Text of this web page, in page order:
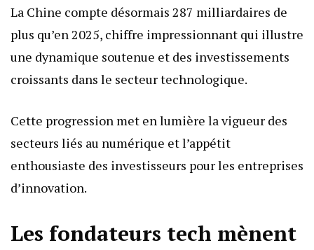
La Chine compte désormais 287 milliardaires de
plus qu’en 2025, chiffre impressionnant qui illustre
une dynamique soutenue et des investissements
croissants dans le secteur technologique.
Cette progression met en lumière la vigueur des
secteurs liés au numérique et l’appétit
enthousiaste des investisseurs pour les entreprises
d’innovation.
Les fondateurs tech mènent